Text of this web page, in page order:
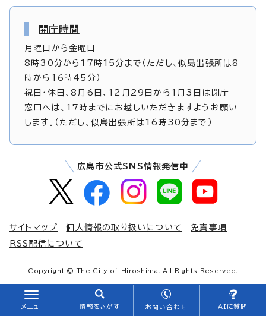
メニュー 情報をさがす お問い合わせ AIに質問
開庁時間
月曜日から金曜日
8時30分から17時15分まで（ただし、似島出張所は8
時から16時45分）
祝日・休日、8月6日、12月29日から1月3日は閉庁
窓口へは、17時までにお越しいただきますようお願い
します。（ただし、似島出張所は16時30分まで）
広島市公式SNS情報発信中
サイトマップ 個人情報の取り扱いについて
免責事項
RSS配信について
Copyright © The City of Hiroshima. All Rights Reserved.